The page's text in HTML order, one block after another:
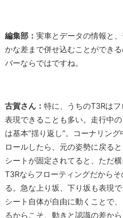
編集部： 実車とデータの情報と
かな差まで併せ込むことができ
バーならではですね。
古賀さん： 特に、うちのT3Rは
表現できることも多い。走行中
は基本”揺り返し”。コーナリン
ロールしたら、元の姿勢に戻る
シートが固定されてると、ただ横
T3Rならフローティングだから
る。急な上り坂、下り坂も表現
シート自体が自由に動くことで
るからこそ、動きと認識の差か